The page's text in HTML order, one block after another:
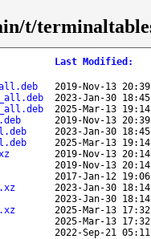
t/
Last Modified :
2019-Nov-13
2023-Jan-30
2025-Mar-13
2019-Nov-13
2023-Jan-30
2025-Mar-13
2019-Nov-13
2019-Nov-13
2017-Jan-12
2023-Jan-30
2023-Jan-30
2025-Mar-13
2025-Mar-13
2022-Sep-21